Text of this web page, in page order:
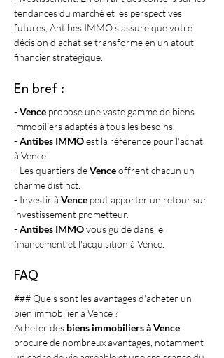
tendances du marché et les perspectives
futures, Antibes IMMO s'assure que votre
décision d'achat se transforme en un atout
financier stratégique.
En bref :
- Vence propose une vaste gamme de biens
immobiliers adaptés à tous les besoins.
- Antibes IMMO est la référence pour l'achat
à Vence.
- Les quartiers de Vence offrent chacun un
charme distinct.
- Investir à Vence peut apporter un retour sur
investissement prometteur.
- Antibes IMMO vous guide dans le
financement et l'acquisition à Vence.
FAQ
### Quels sont les avantages d'acheter un
bien immobilier à Vence ?
Acheter des biens immobiliers à Vence
procure de nombreux avantages, notamment